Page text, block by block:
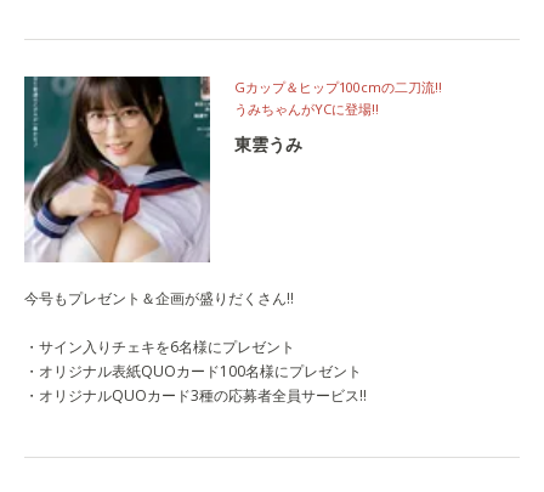
Gカップ＆ヒップ100cmの二刀流‼
うみちゃんがYCに登場‼
東雲うみ
今号もプレゼント＆企画が盛りだくさん!!
・サイン入りチェキを6名様にプレゼント
・オリジナル表紙QUOカード100名様にプレゼント
・オリジナルQUOカード3種の応募者全員サービス‼